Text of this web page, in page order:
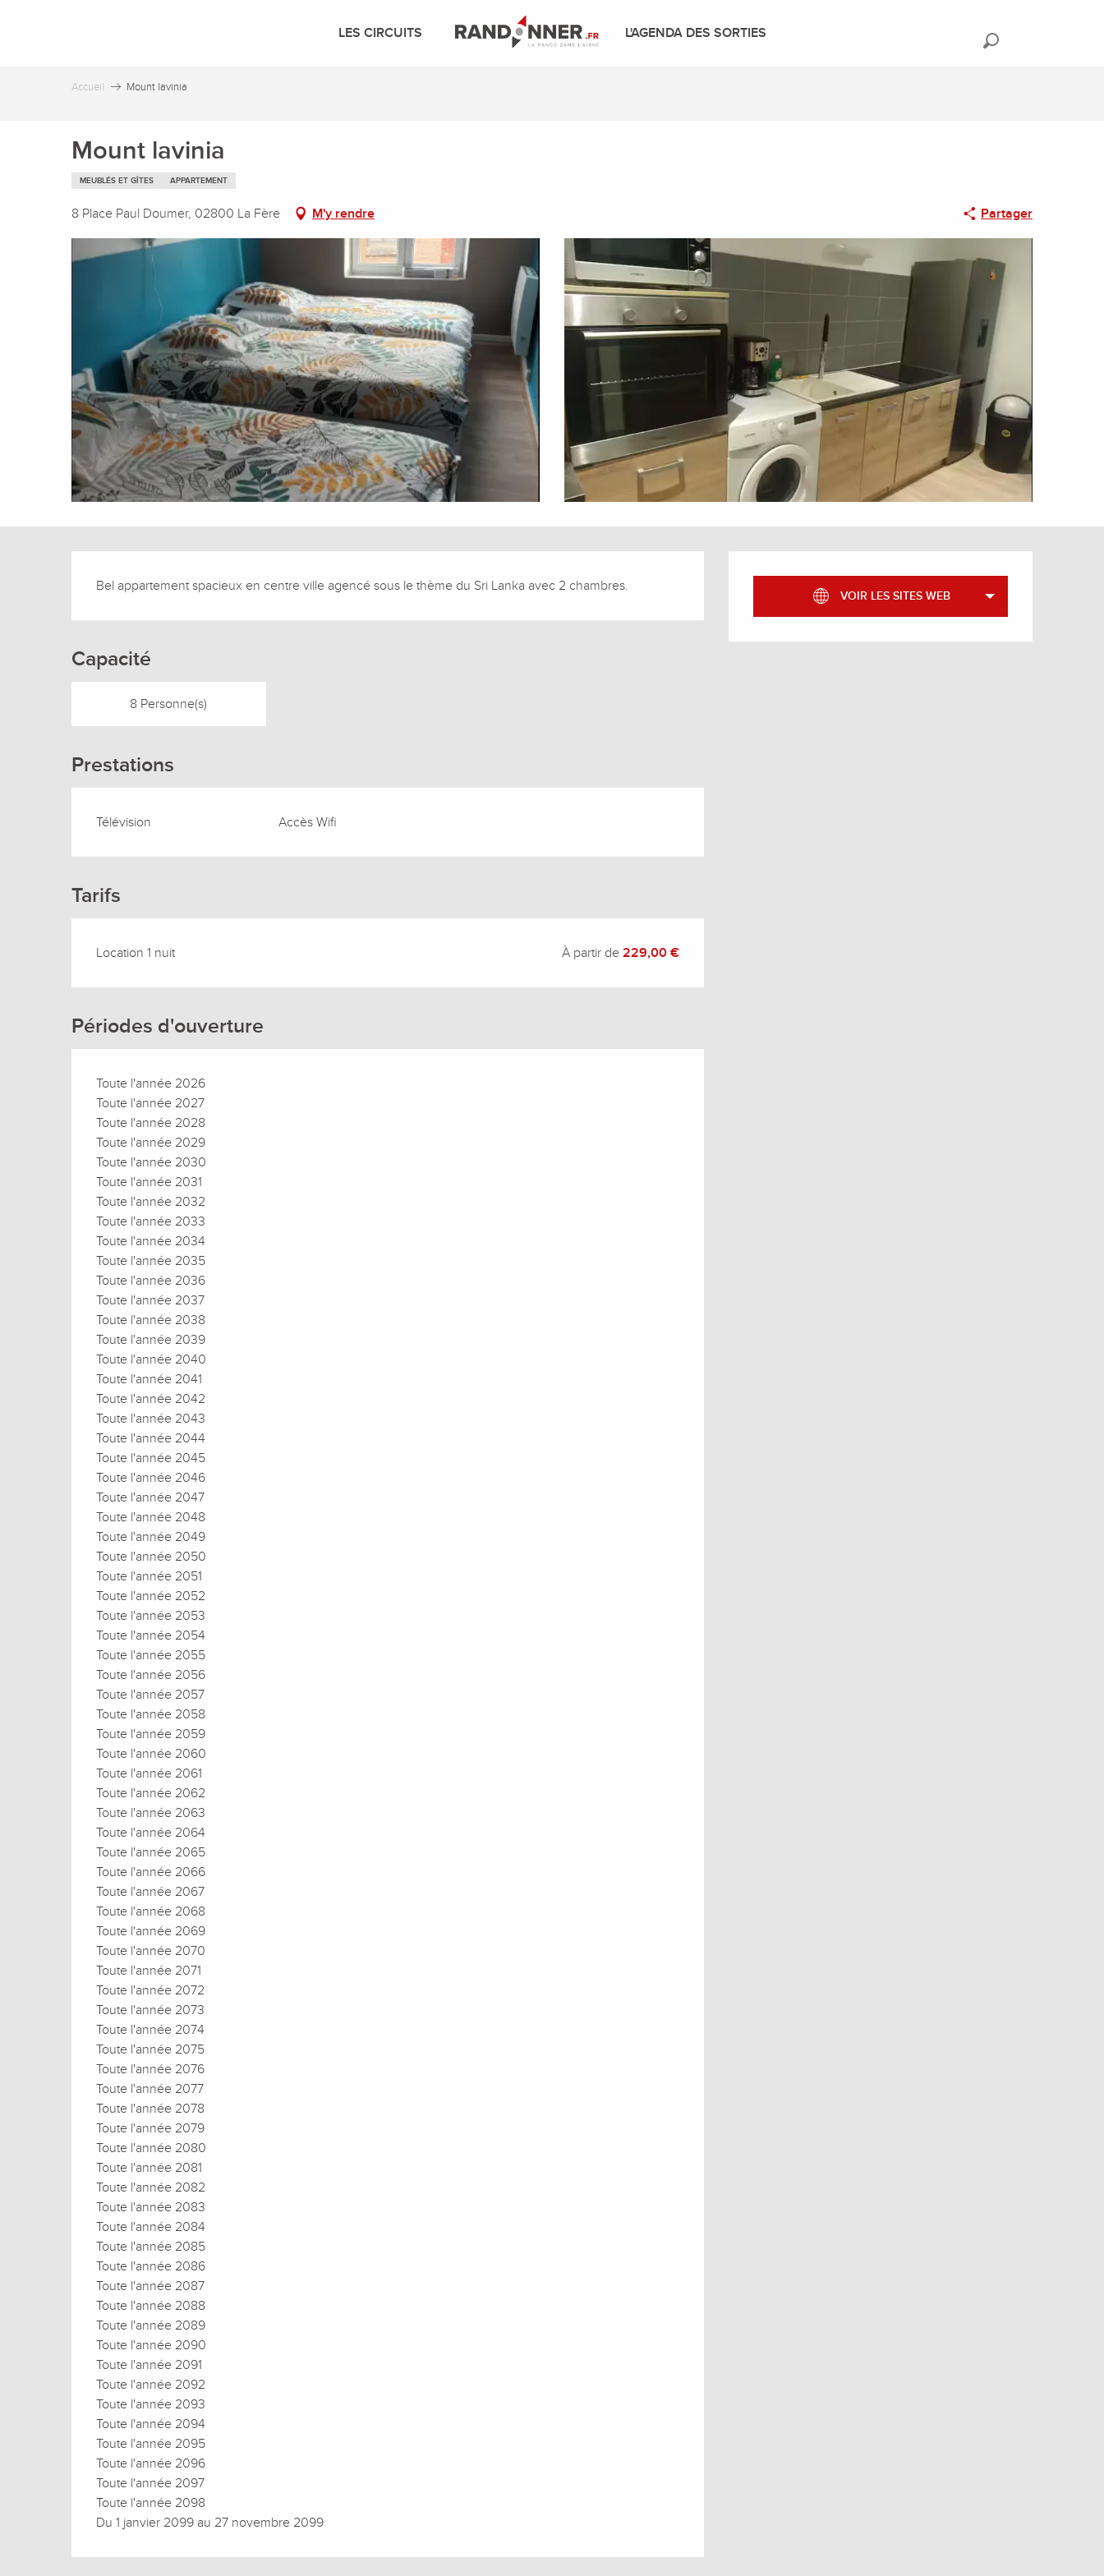
LES CIRCUITS L'AGENDA DES SORTIES
Accueil Mount lavinia
Mount lavinia
MEUBLÉS ET GÎTES APPARTEMENT
8 Place Paul Doumer, 02800 La Fère M'y rendre Partager
Ouverture et
VOIR LES SITES WEB
Description
Bel appartement spacieux en centre ville agencé sous le thème du Sri Lanka avec 2 chambres.
Capacité
8 Personne(s)
Prestations
Télévision Accès Wifi
Tarifs
Location 1 nuit À partir de229,00 €
Périodes d'ouverture
Toute l'année 2026
Toute l'année 2027
Toute l'année 2028
Toute l'année 2029
Toute l'année 2030
Toute l'année 2031
Toute l'année 2032
Toute l'année 2033
Toute l'année 2034
Toute l'année 2035
Toute l'année 2036
Toute l'année 2037
Toute l'année 2038
Toute l'année 2039
Toute l'année 2040
Toute l'année 2041
Toute l'année 2042
Toute l'année 2043
Toute l'année 2044
Toute l'année 2045
Toute l'année 2046
Toute l'année 2047
Toute l'année 2048
Toute l'année 2049
Toute l'année 2050
Toute l'année 2051
Toute l'année 2052
Toute l'année 2053
Toute l'année 2054
Toute l'année 2055
Toute l'année 2056
Toute l'année 2057
Toute l'année 2058
Toute l'année 2059
Toute l'année 2060
Toute l'année 2061
Toute l'année 2062
Toute l'année 2063
Toute l'année 2064
Toute l'année 2065
Toute l'année 2066
Toute l'année 2067
Toute l'année 2068
Toute l'année 2069
Toute l'année 2070
Toute l'année 2071
Toute l'année 2072
Toute l'année 2073
Toute l'année 2074
Toute l'année 2075
Toute l'année 2076
Toute l'année 2077
Toute l'année 2078
Toute l'année 2079
Toute l'année 2080
Toute l'année 2081
Toute l'année 2082
Toute l'année 2083
Toute l'année 2084
Toute l'année 2085
Toute l'année 2086
Toute l'année 2087
Toute l'année 2088
Toute l'année 2089
Toute l'année 2090
Toute l'année 2091
Toute l'année 2092
Toute l'année 2093
Toute l'année 2094
Toute l'année 2095
Toute l'année 2096
Toute l'année 2097
Toute l'année 2098
Du 1 janvier 2099 au 27 novembre 2099